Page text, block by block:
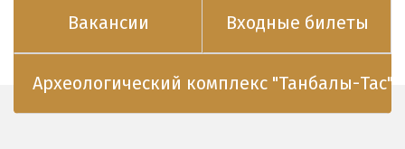
Вакансии Входные билеты
Археологический комплекс "Танбалы-Тас"